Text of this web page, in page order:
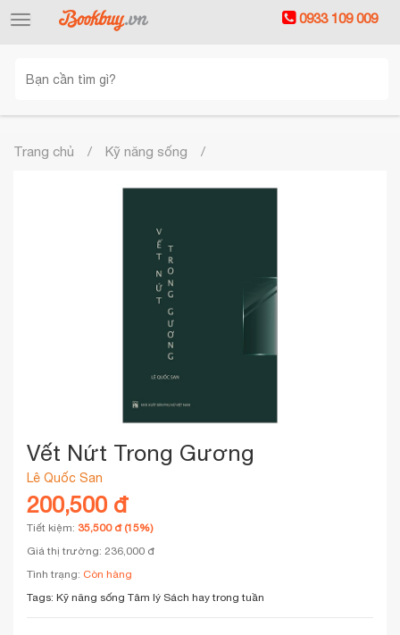
Toggle
0933 109 009
Trang chủ Kỹ năng sống
Vết Nứt Trong Gương
Lê Quốc San
200,500 đ
Tiết kiệm: 35,500 đ (15%)
Giá thị trường: 236,000 đ
Tình trạng: Còn hàng
Tags: Kỹ năng sống Tâm lý Sách hay trong tuần